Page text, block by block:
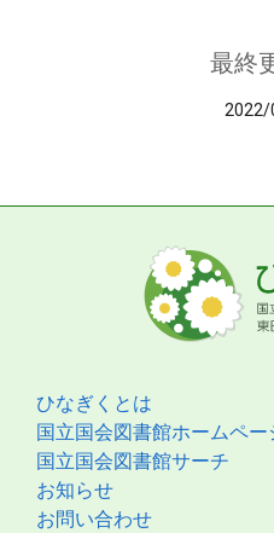
最終
2022/
ひなぎくとは
国立国会図書館ホームペー
国立国会図書館サーチ
お知らせ
お問い合わせ